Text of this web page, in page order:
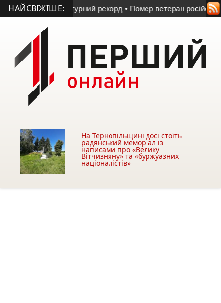
НАЙСВІЖІШЕ:
температурний рекорд • Помер ветеран російсько-
На Тернопільщині досі стоїть
радянський меморіал із
написами про «Велику
Вітчизняну» та «буржуазних
націоналістів»